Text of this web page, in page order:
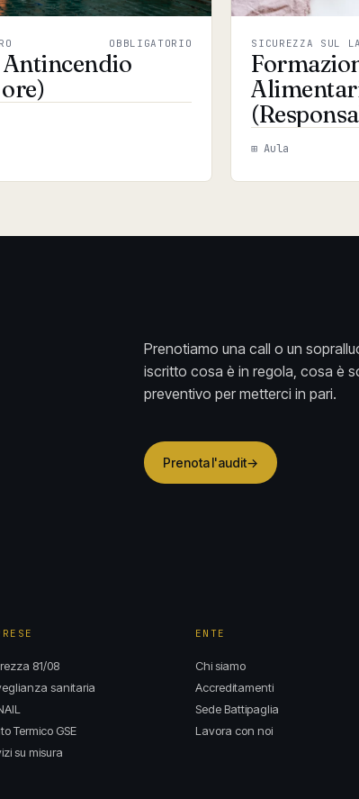
OBBLIGATORIO SICUREZZA SUL
⊞ Aula
Prenotiamo una call o un
iscritto cosa è in regola, cosa è
preventivo per metterci in pari.
Prenota l'audit→
81/08
sanitaria
Termico GSE
su misura
ENTE
Chi siamo
Accreditamenti
Sede Battipaglia
Lavora con noi